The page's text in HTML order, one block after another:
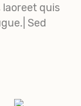
laoreet quis
Sed